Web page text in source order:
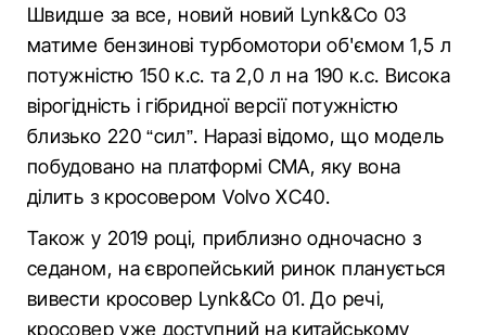
Швидше за все, новий новий Lynk&Co 03
матиме бензинові турбомотори об'ємом 1,5 л
потужністю 150 к.с. та 2,0 л на 190 к.с. Висока
вірогідність і гібридної версії потужністю
близько 220 “сил”. Наразі відомо, що модель
побудовано на платформі СМА, яку вона
ділить з кросовером Volvo XC40.
Також у 2019 році, приблизно одночасно з
седаном, на європейський ринок планується
вивести кросовер Lynk&Co 01. До речі,
кросовер уже доступний на китайському